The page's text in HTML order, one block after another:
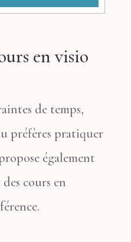
en visio
de temps,
préfères pratiquer
également
cours en